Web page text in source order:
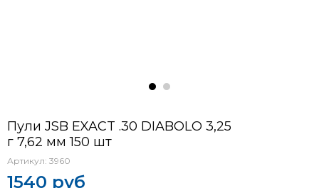
Пули JSB EXACT .30 DIABOLO 3,25
г 7,62 мм 150 шт
Артикул: 3960
1540 руб